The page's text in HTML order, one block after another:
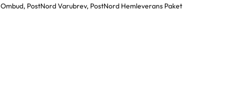
Ombud, PostNord Varubrev, PostNord Hemleverans Paket